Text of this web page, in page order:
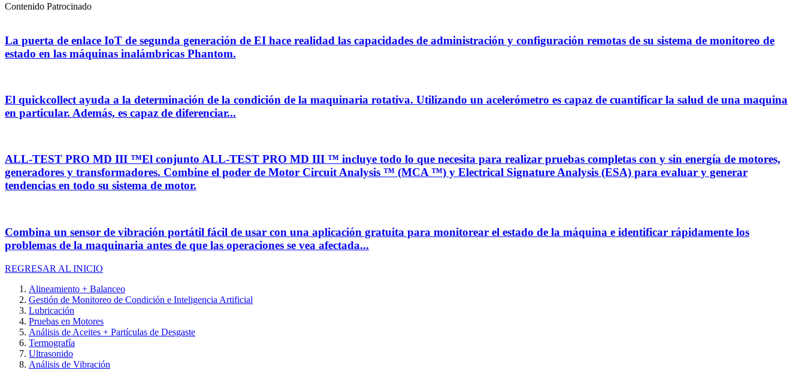
Contenido Patrocinado
La puerta de enlace IoT de segunda generación de EI hace realidad las capacidades de administración y configuración remotas de su sistema de monitoreo de
estado en las máquinas inalámbricas Phantom.
El quickcollect ayuda a la determinación de la condición de la maquinaria rotativa. Utilizando un acelerómetro es capaz de cuantificar la salud de una maquina
en particular. Además, es capaz de diferenciar...
ALL-TEST PRO MD III ™El conjunto ALL-TEST PRO MD III ™ incluye todo lo que necesita para realizar pruebas completas con y sin energía de motores,
generadores y transformadores. Combine el poder de Motor Circuit Analysis ™ (MCA ™) y Electrical Signature Analysis (ESA) para evaluar y generar
tendencias en todo su sistema de motor.
Combina un sensor de vibración portátil fácil de usar con una aplicación gratuita para monitorear el estado de la máquina e identificar rápidamente los
problemas de la maquinaria antes de que las operaciones se vea afectada...
REGRESAR AL INICIO
Alineamiento + Balanceo
Gestión de Monitoreo de Condición e Inteligencia Artificial
Lubricación
Pruebas en Motores
Análisis de Aceites + Partículas de Desgaste
Termografía
Ultrasonido
Análisis de Vibración